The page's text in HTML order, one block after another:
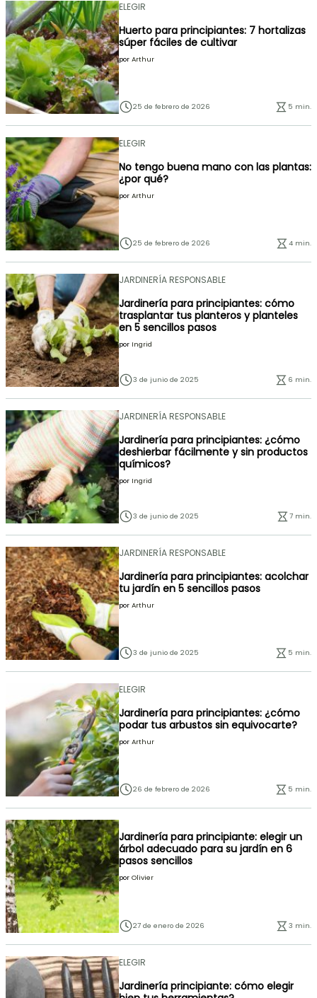
ELEGIR
Huerto para principiantes: 7 hortalizas
súper fáciles de cultivar
por Arthur
25 de febrero de 2026 5 min.
ELEGIR
No tengo buena mano con las plantas:
¿por qué?
por Arthur
25 de febrero de 2026 4 min.
JARDINERÍA RESPONSABLE
Jardinería para principiantes: cómo
trasplantar tus planteros y planteles
en 5 sencillos pasos
por Ingrid
3 de junio de 2025 6 min.
JARDINERÍA RESPONSABLE
Jardinería para principiantes: ¿cómo
deshierbar fácilmente y sin productos
químicos?
por Ingrid
3 de junio de 2025 7 min.
JARDINERÍA RESPONSABLE
Jardinería para principiantes: acolchar
tu jardín en 5 sencillos pasos
por Arthur
3 de junio de 2025 5 min.
ELEGIR
Jardinería para principiantes: ¿cómo
podar tus arbustos sin equivocarte?
por Arthur
26 de febrero de 2026 5 min.
Jardinería para principiante: elegir un
árbol adecuado para su jardín en 6
pasos sencillos
por Olivier
27 de enero de 2026 3 min.
ELEGIR
Jardinería principiante: cómo elegir